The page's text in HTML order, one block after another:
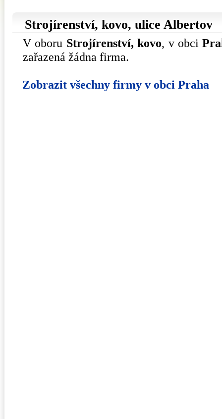
Strojírenství, kovo, ulice Albertov
V oboru Strojírenství, kovo, v obci
zařazená žádna firma.
Zobrazit všechny firmy v obci Praha